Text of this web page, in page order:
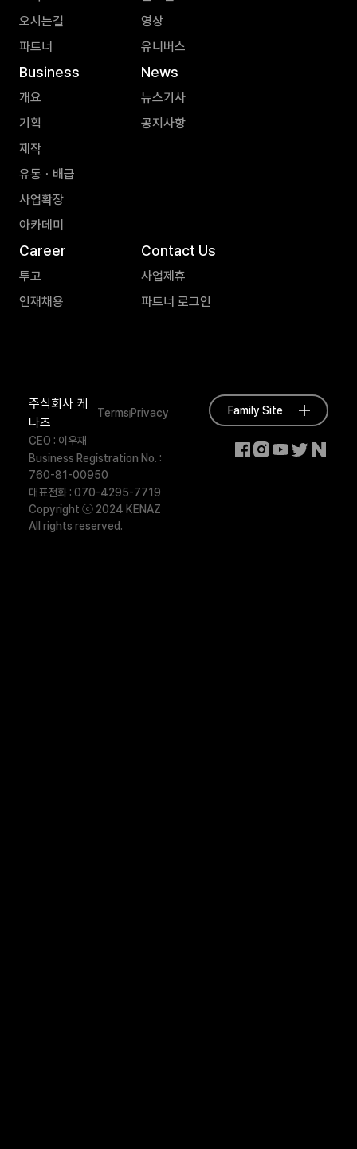
오시는길
파트너
영상
유니버스
Business
개요
기획
제작
유통ㆍ배급
사업확장
아카데미
News
뉴스기사
공지사항
Career
투고
인재채용
Contact Us
사업제휴
파트너 로그인
주식회사 케
나즈
Terms Privacy
CEO : 이우재
Business Registration No. :
760-81-00950
대표전화 : 070-4295-7719
Copyright ⓒ 2024 KENAZ
All rights reserved.
Family Site